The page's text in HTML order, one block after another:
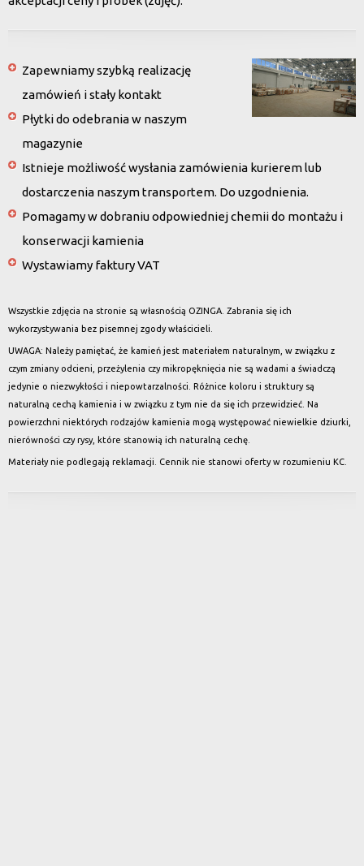
Zapewniamy szybką realizację
zamówień i stały kontakt
Płytki do odebrania w naszym
magazynie
Istnieje możliwość wysłania zamówienia kurierem lub
dostarczenia naszym transportem. Do uzgodnienia.
Pomagamy w dobraniu odpowiedniej chemii do montażu i
konserwacji kamienia
Wystawiamy faktury VAT
Wszystkie zdjęcia na stronie są własnością OZINGA. Zabrania się ich
wykorzystywania bez pisemnej zgody właścicieli.
UWAGA: Należy pamiętać, że kamień jest materiałem naturalnym, w związku z
czym zmiany odcieni, przeżylenia czy mikropęknięcia nie są wadami a świadczą
jedynie o niezwykłości i niepowtarzalności. Różnice koloru i struktury są
naturalną cechą kamienia i w związku z tym nie da się ich przewidzieć. Na
powierzchni niektórych rodzajów kamienia mogą występować niewielkie dziurki,
nierówności czy rysy, które stanowią ich naturalną cechę.
Materiały nie podlegają reklamacji. Cennik nie stanowi oferty w rozumieniu KC.